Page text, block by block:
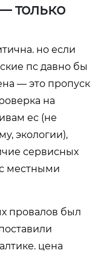
только
но если
пс давно бы
— это пропуск
на
ес (не
экологии),
сервисных
местными
провалов был
цена